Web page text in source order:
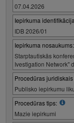
07.04.2026
Iepirkuma
IDB 2026/01
Iepirkuma nosaukums:
Starptautiskās
Ivestigation Network"
Procedūras
Publisko iepirkumu
Procedūras tips:
Mazie iepirkumi